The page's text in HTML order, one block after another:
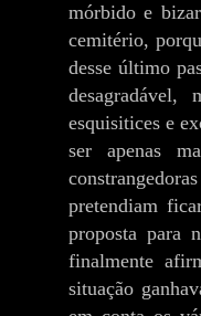
mórbido e
cemitério,
desse último
esquisitices e
ser apenas
pretendiam
proposta para
finalmente
situação